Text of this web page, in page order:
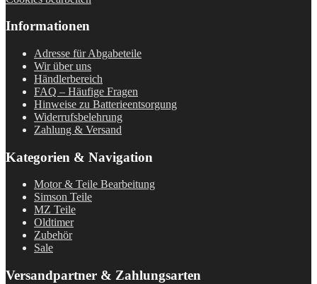
Informationen
Adresse für Abgabeteile
Wir über uns
Händlerbereich
FAQ – Häufige Fragen
Hinweise zu Batterieentsorgung
Widerrufsbelehrung
Zahlung & Versand
Kategorien & Navigation
Motor & Teile Bearbeitung
Simson Teile
MZ Teile
Oldtimer
Zubehör
Sale
Versandpartner & Zahlungsarten